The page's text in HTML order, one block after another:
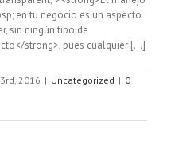
en tu negocio es un aspecto
sin ningún tipo de
strong>, pues cualquier [...]
2016 | Uncategorized | 0